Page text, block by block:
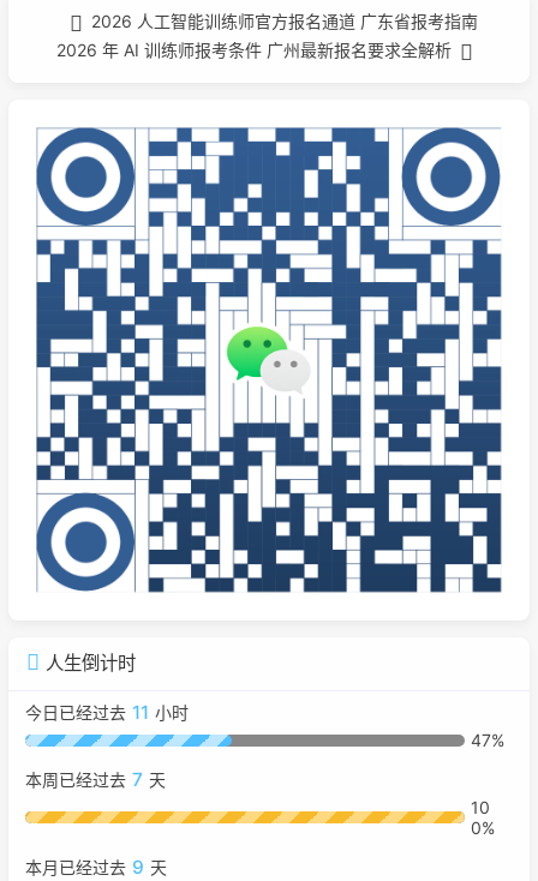
2026 人工智能训练师官方报名通道 广东省报考指南
2026 年 AI 训练师报考条件 广州最新报名要求全解析
人生倒计时
今日已经过去 11 小时
47%
本周已经过去 7 天
10
0%
本月已经过去 9 天